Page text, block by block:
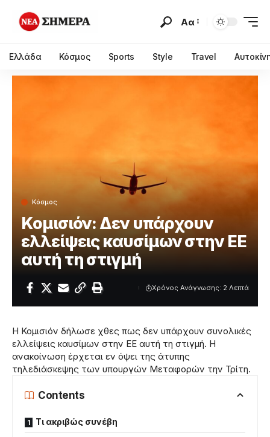
Αα
Ελλάδα Κόσμος Sports Style Travel
Κόσμος
Κομισιόν: Δεν υπάρχουν
ελλείψεις καυσίμων στην ΕΕ
αυτή τη στιγμή
Χρόνος Ανάγνωσης: 2 Λεπτά
Η Κομισιόν δήλωσε χθες πως δεν υπάρχουν συνολικές
ελλείψεις καυσίμων στην ΕΕ αυτή τη στιγμή. Η
ανακοίνωση έρχεται εν όψει της άτυπης
τηλεδιάσκεψης των υπουργών Μεταφορών την Τρίτη.
Contents
Τι ακριβώς συνέβη